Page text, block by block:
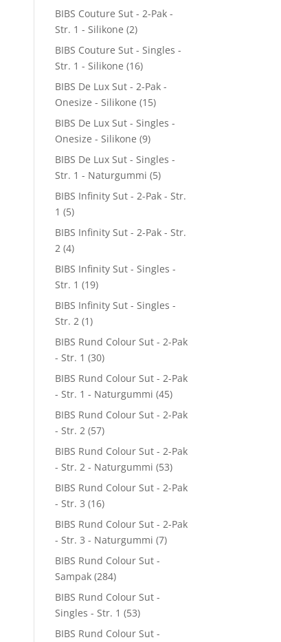
BIBS Couture Sut - 2-Pak -
Str. 1 - Silikone (2)
BIBS Couture Sut - Singles -
Str. 1 - Silikone (16)
BIBS De Lux Sut - 2-Pak -
Onesize - Silikone (15)
BIBS De Lux Sut - Singles -
Onesize - Silikone (9)
BIBS De Lux Sut - Singles -
Str. 1 - Naturgummi (5)
BIBS Infinity Sut - 2-Pak - Str.
1 (5)
BIBS Infinity Sut - 2-Pak - Str.
2 (4)
BIBS Infinity Sut - Singles -
Str. 1 (19)
BIBS Infinity Sut - Singles -
Str. 2 (1)
BIBS Rund Colour Sut - 2-Pak
- Str. 1 (30)
BIBS Rund Colour Sut - 2-Pak
- Str. 1 - Naturgummi (45)
BIBS Rund Colour Sut - 2-Pak
- Str. 2 (57)
BIBS Rund Colour Sut - 2-Pak
- Str. 2 - Naturgummi (53)
BIBS Rund Colour Sut - 2-Pak
- Str. 3 (16)
BIBS Rund Colour Sut - 2-Pak
- Str. 3 - Naturgummi (7)
BIBS Rund Colour Sut -
Sampak (284)
BIBS Rund Colour Sut -
Singles - Str. 1 (53)
BIBS Rund Colour Sut -